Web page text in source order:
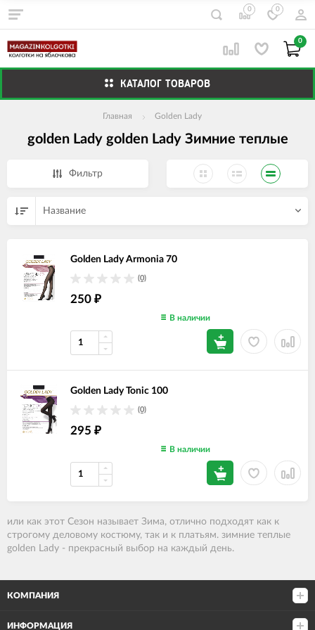
0 0
0
КАТАЛОГ ТОВАРОВ
Главная Golden Lady
golden Lady golden Lady Зимние теплые
Фильтр
Название
Golden Lady Armonia 70
(0)
250 ₽
В наличии
Golden Lady Tonic 100
(0)
295 ₽
В наличии
или как этот Сезон называет Зима, отлично подходят как к
строгому деловому костюму, так и к платьям. зимние теплые
golden Lady - прекрасный выбор на каждый день.
КОМПАНИЯ
ИНФОРМАЦИЯ